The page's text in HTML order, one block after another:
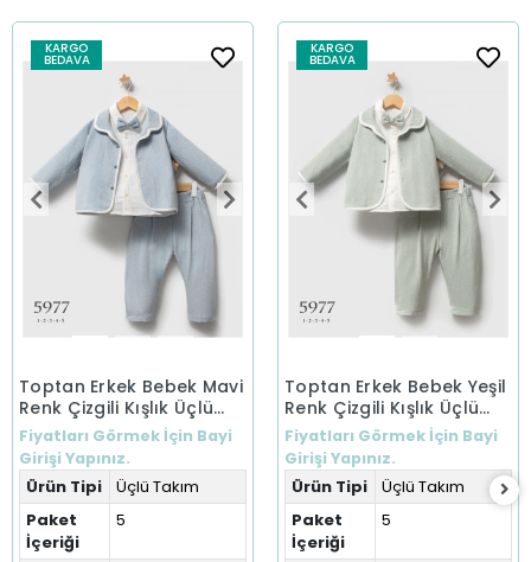
KARGO
BEDAVA
Toptan Erkek Bebek Mavi
Renk Çizgili Kışlık Üçlü
Takım (1-5 Yaş)
Fiyatları Görmek İçin Bayi
Girişi Yapınız.
Ürün Tipi
Üçlü Takım
Paket
İçeriği
5
KARGO
BEDAVA
Toptan Erkek Bebek Yeşil
Renk Çizgili Kışlık Üçlü
Takım (1-5 Yaş)
Fiyatları Görmek İçin Bayi
Girişi Yapınız.
Ürün Tipi
Üçlü Takım
Paket
İçeriği
5